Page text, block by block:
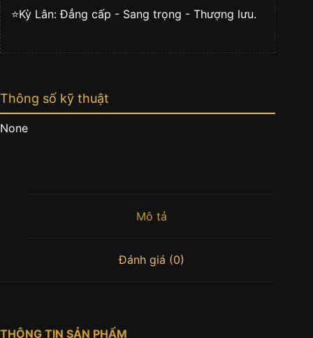
⭐️Kỳ Lân: Đẳng cấp - Sang trọng - Thượng lưu.
Thông số kỹ thuật
None
Mô tả
Đánh giá (0)
THÔNG TIN SẢN PHẨM